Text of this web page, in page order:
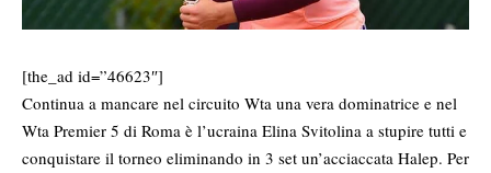
[the_ad id=”46623″]
Continua a mancare nel circuito Wta una vera dominatrice e nel
Wta Premier 5 di Roma è l’ucraina Elina Svitolina a stupire tutti e
conquistare il torneo eliminando in 3 set un’acciaccata Halep. Per